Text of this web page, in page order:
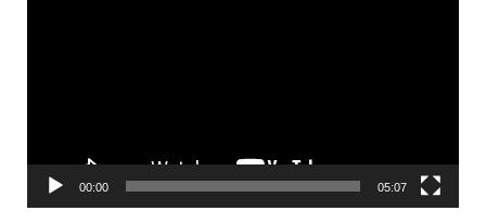
00:00 05:07